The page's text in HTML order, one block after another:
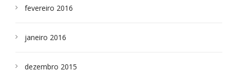
fevereiro 2016
janeiro 2016
dezembro 2015